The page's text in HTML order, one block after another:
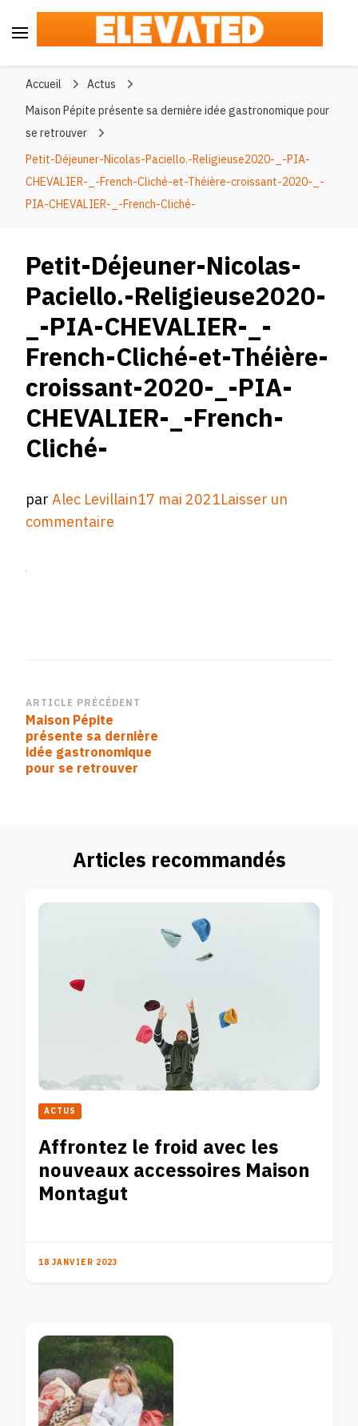
Accueil
Actus
Maison Pépite présente sa dernière idée gastronomique pour
se retrouver
Petit-Déjeuner-Nicolas-Paciello.-Religieuse2020-_-PIA-
CHEVALIER-_-French-Cliché-et-Théière-croissant-2020-_-
PIA-CHEVALIER-_-French-Cliché-
Petit-Déjeuner-Nicolas-
Paciello.-Religieuse2020-
_-PIA-CHEVALIER-_-
French-Cliché-et-Théière-
croissant-2020-_-PIA-
CHEVALIER-_-French-
Cliché-
parAlec Levillain17 mai 2021Laisser un
commentaire
CHEVALIER-
French-
Cliché-
2020-
PIA-
CHEVALIER-
Navigation
d’article
ARTICLE PRÉCÉDENT
Maison Pépite
présente sa dernière
idée gastronomique
pour se retrouver
Articles recommandés
ACTUS
Affrontez le froid avec les
nouveaux accessoires Maison
Montagut
18 JANVIER 2023